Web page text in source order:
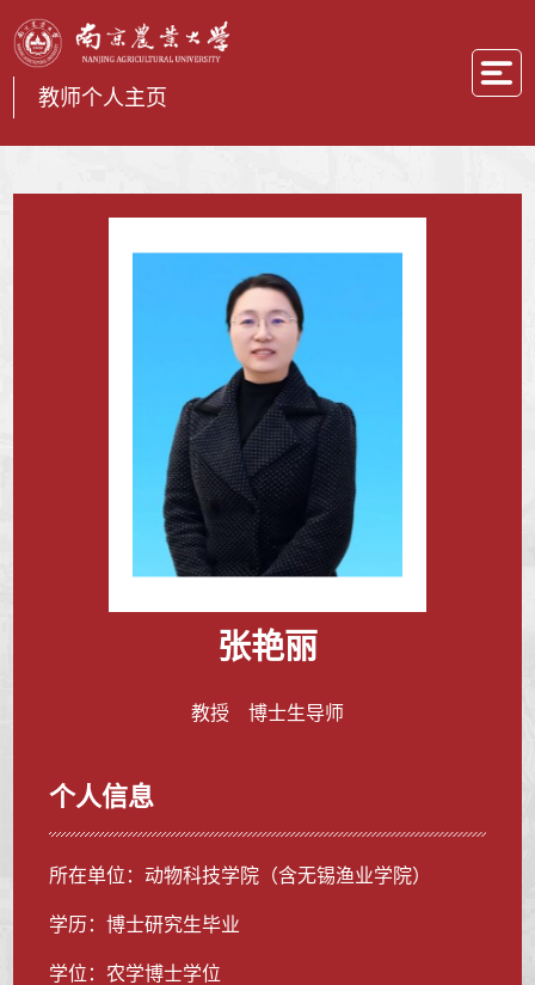
教师个人主页
张艳丽
教授 博士生导师
个人信息
所在单位：动物科技学院（含无锡渔业学院）
学历：博士研究生毕业
学位：农学博士学位